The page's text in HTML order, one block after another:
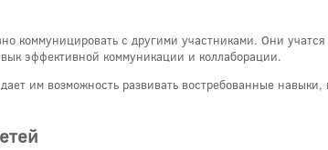
коммуницировать с другими участниками. Они
эффективной коммуникации и коллаборации.
им возможность развивать востребованные навыки,